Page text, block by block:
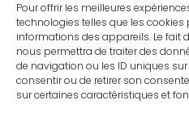
Pour offrir les meilleures
technologies telles que les
informations des appareils. Le fait
nous permettra de traiter des
de navigation ou les ID uniques sur
consentir ou de retirer son
sur certaines caractéristiques et
8. Gestion du
enchères
Google Ads